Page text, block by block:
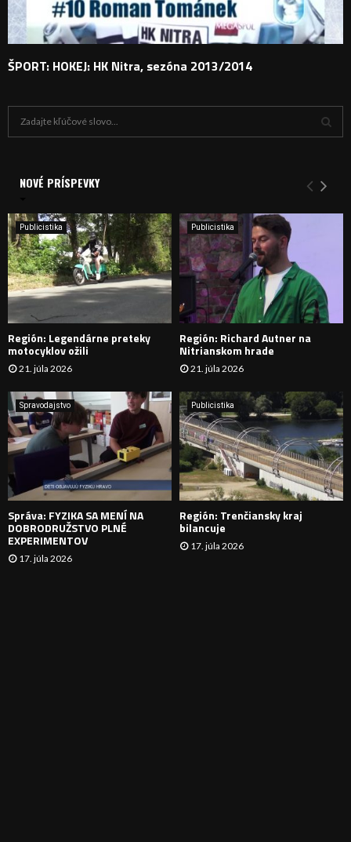
ŠPORT: HOKEJ: HK Nitra, sezóna 2013/2014
i
e
:
Y
H
D
A
N
I
E
NOVÉ PRÍSPEVKY
Publicistika
Región: Legendárne preteky
motocyklov ožili
21. júla 2026
Publicistika
Región: Richard Autner na
Nitrianskom hrade
21. júla 2026
Spravodajstvo
Správa: FYZIKA SA MENÍ NA
DOBRODRUŽSTVO PLNÉ
EXPERIMENTOV
17. júla 2026
Publicistika
Región: Trenčiansky kraj
bilancuje
17. júla 2026